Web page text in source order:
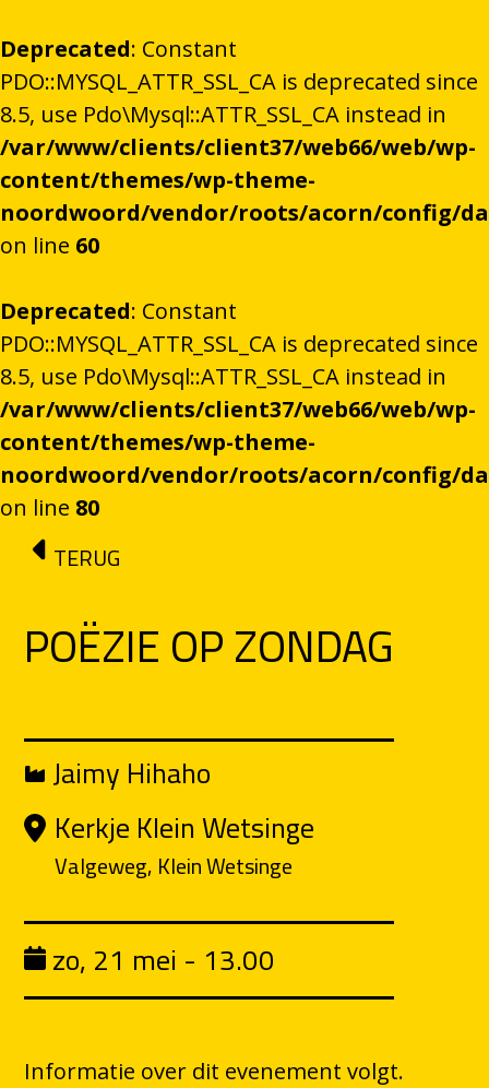
Deprecated: Constant
PDO::MYSQL_ATTR_SSL_CA is deprecated since
8.5, use Pdo\Mysql::ATTR_SSL_CA instead in
/var/www/clients/client37/web66/web/wp-
content/themes/wp-theme-
noordwoord/vendor/roots/acorn/config/
on line 60
Deprecated: Constant
PDO::MYSQL_ATTR_SSL_CA is deprecated since
8.5, use Pdo\Mysql::ATTR_SSL_CA instead in
/var/www/clients/client37/web66/web/wp-
content/themes/wp-theme-
noordwoord/vendor/roots/acorn/config/
on line 80
Ga naar de inhoud
TERUG
POËZIE OP ZONDAG
Jaimy Hihaho
Kerkje Klein Wetsinge
Valgeweg, Klein Wetsinge
zo, 21 mei - 13.00
Informatie over dit evenement volgt.